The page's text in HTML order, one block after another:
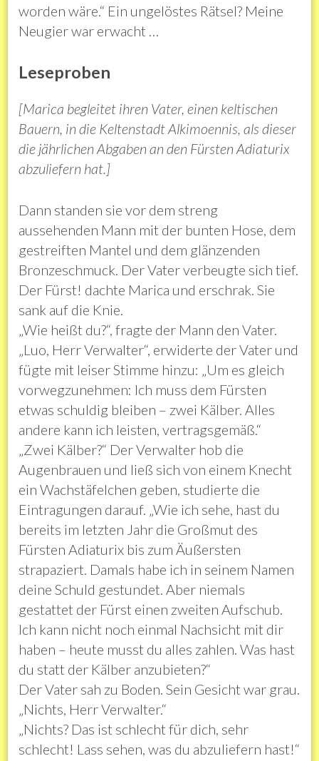
worden wäre.“ Ein ungelöstes Rätsel? Meine
Neugier war erwacht …
Leseproben
[Marica begleitet ihren Vater, einen keltischen
Bauern, in die Keltenstadt Alkimoennis, als dieser
die jährlichen Abgaben an den Fürsten Adiaturix
abzuliefern hat.]
Dann standen sie vor dem streng
aussehenden Mann mit der bunten Hose, dem
gestreiften Mantel und dem glänzenden
Bronzeschmuck. Der Vater verbeugte sich tief.
Der Fürst! dachte Marica und erschrak. Sie
sank auf die Knie.
„Wie heißt du?“, fragte der Mann den Vater.
„Luo, Herr Verwalter“, erwiderte der Vater und
fügte mit leiser Stimme hinzu: „Um es gleich
vorwegzunehmen: Ich muss dem Fürsten
etwas schuldig bleiben – zwei Kälber. Alles
andere kann ich leisten, vertragsgemäß.“
„Zwei Kälber?“ Der Verwalter hob die
Augenbrauen und ließ sich von einem Knecht
ein Wachstäfelchen geben, studierte die
Eintragungen darauf. „Wie ich sehe, hast du
bereits im letzten Jahr die Großmut des
Fürsten Adiaturix bis zum Äußersten
strapaziert. Damals habe ich in seinem Namen
deine Schuld gestundet. Aber niemals
gestattet der Fürst einen zweiten Aufschub.
Ich kann nicht noch einmal Nachsicht mit dir
haben – heute musst du alles zahlen. Was hast
du statt der Kälber anzubieten?“
Der Vater sah zu Boden. Sein Gesicht war grau.
„Nichts, Herr Verwalter.“
„Nichts? Das ist schlecht für dich, sehr
schlecht! Lass sehen, was du abzuliefern hast!“